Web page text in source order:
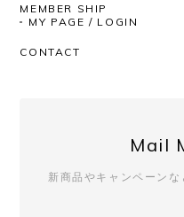
MEMBER SHIP
MY PAGE / LOGIN
CONTACT
Mail
新商品やキャンペーン